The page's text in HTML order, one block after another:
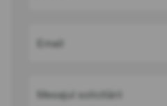
Email
Mesajul solicitării